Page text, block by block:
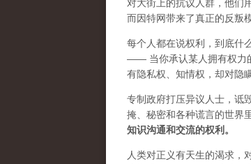
对大街上的抗议人群，他们
而因特网带来了真正的反叛
每个人都在说权利，到底什
—— 当你承认某人拥有权力
有隐私权、知情权，却对隐
专制政府打压异议人士，诋
掩、秘密和各种谎言的世界
知识沟通和交流的权利。
人类对正义有天生的渴求，